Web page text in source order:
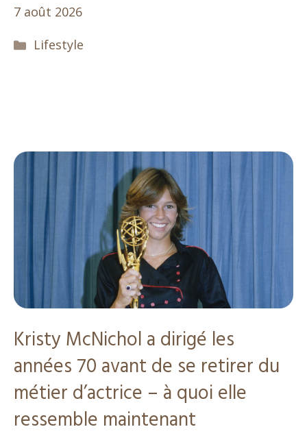
7 août 2026
Catégories
Lifestyle
Kristy McNichol a dirigé les
années 70 avant de se retirer du
métier d’actrice – à quoi elle
ressemble maintenant